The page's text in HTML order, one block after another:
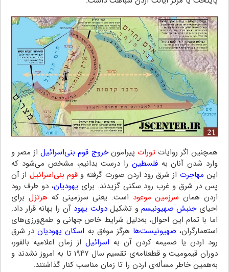
همچنین اگر روایاتتورات پیرامونخروج قوم بنی‌اسرائیلاز مصر و
وارد شدن آنان بهفلسطین را درست بدانیم، مشخص می‌شود که
این مهاجرت از شرق رود اردن صورت گرفته وقوم بنی‌اسرائیل از آن
پس در شرق و غرب رود سکنی گزیدند. برای یهودیان، دو طرف رود
اردن همان سرزمین موعود است. یعنی سرزمینی که هرتزل برای
احیایجنبش صهیونیسم و تشکیلدولت یهود آن را بهانه قرار داد.
اما با تمام این احوال، به‌دلیل شرایط خاص جهانی و طمع‌ورزی‌های
استعمارگران، صهیونیست‌ها هرگز موفق به اسکان یهودیاندر شرق
رود اردن یا ضمیمه کردن آن به اسرائیلاز زمان اعلامیه بالفور،
دوران قیمومیت و قطعنامه‌ی تقسیم سال ۱۹۴۷ تا به امروز نشدند و
به‌همین خاطر مسأله‌ی اردن را تا زمان مناسب کنار گذاشتند.